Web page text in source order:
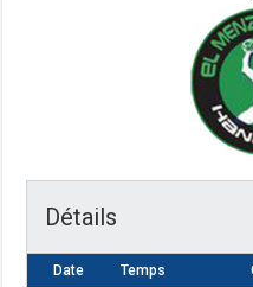
Détails
Date Temps